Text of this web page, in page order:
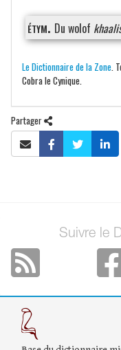
étym. Du wolof
Le Dictionnaire de la Zone .
Cobra le Cynique.
Partager
Suivre le